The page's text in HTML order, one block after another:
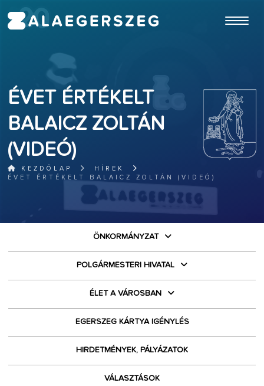
ÉVET ÉRTÉKELT
BALAICZ ZOLTÁN
(VIDEÓ)
KEZDŐLAP
HÍREK
ÉVET ÉRTÉKELT BALAICZ ZOLTÁN (VIDEÓ)
ÖNKORMÁNYZAT
POLGÁRMESTERI HIVATAL
ÉLET A VÁROSBAN
EGERSZEG KÁRTYA IGÉNYLÉS
HIRDETMÉNYEK, PÁLYÁZATOK
VÁLASZTÁSOK